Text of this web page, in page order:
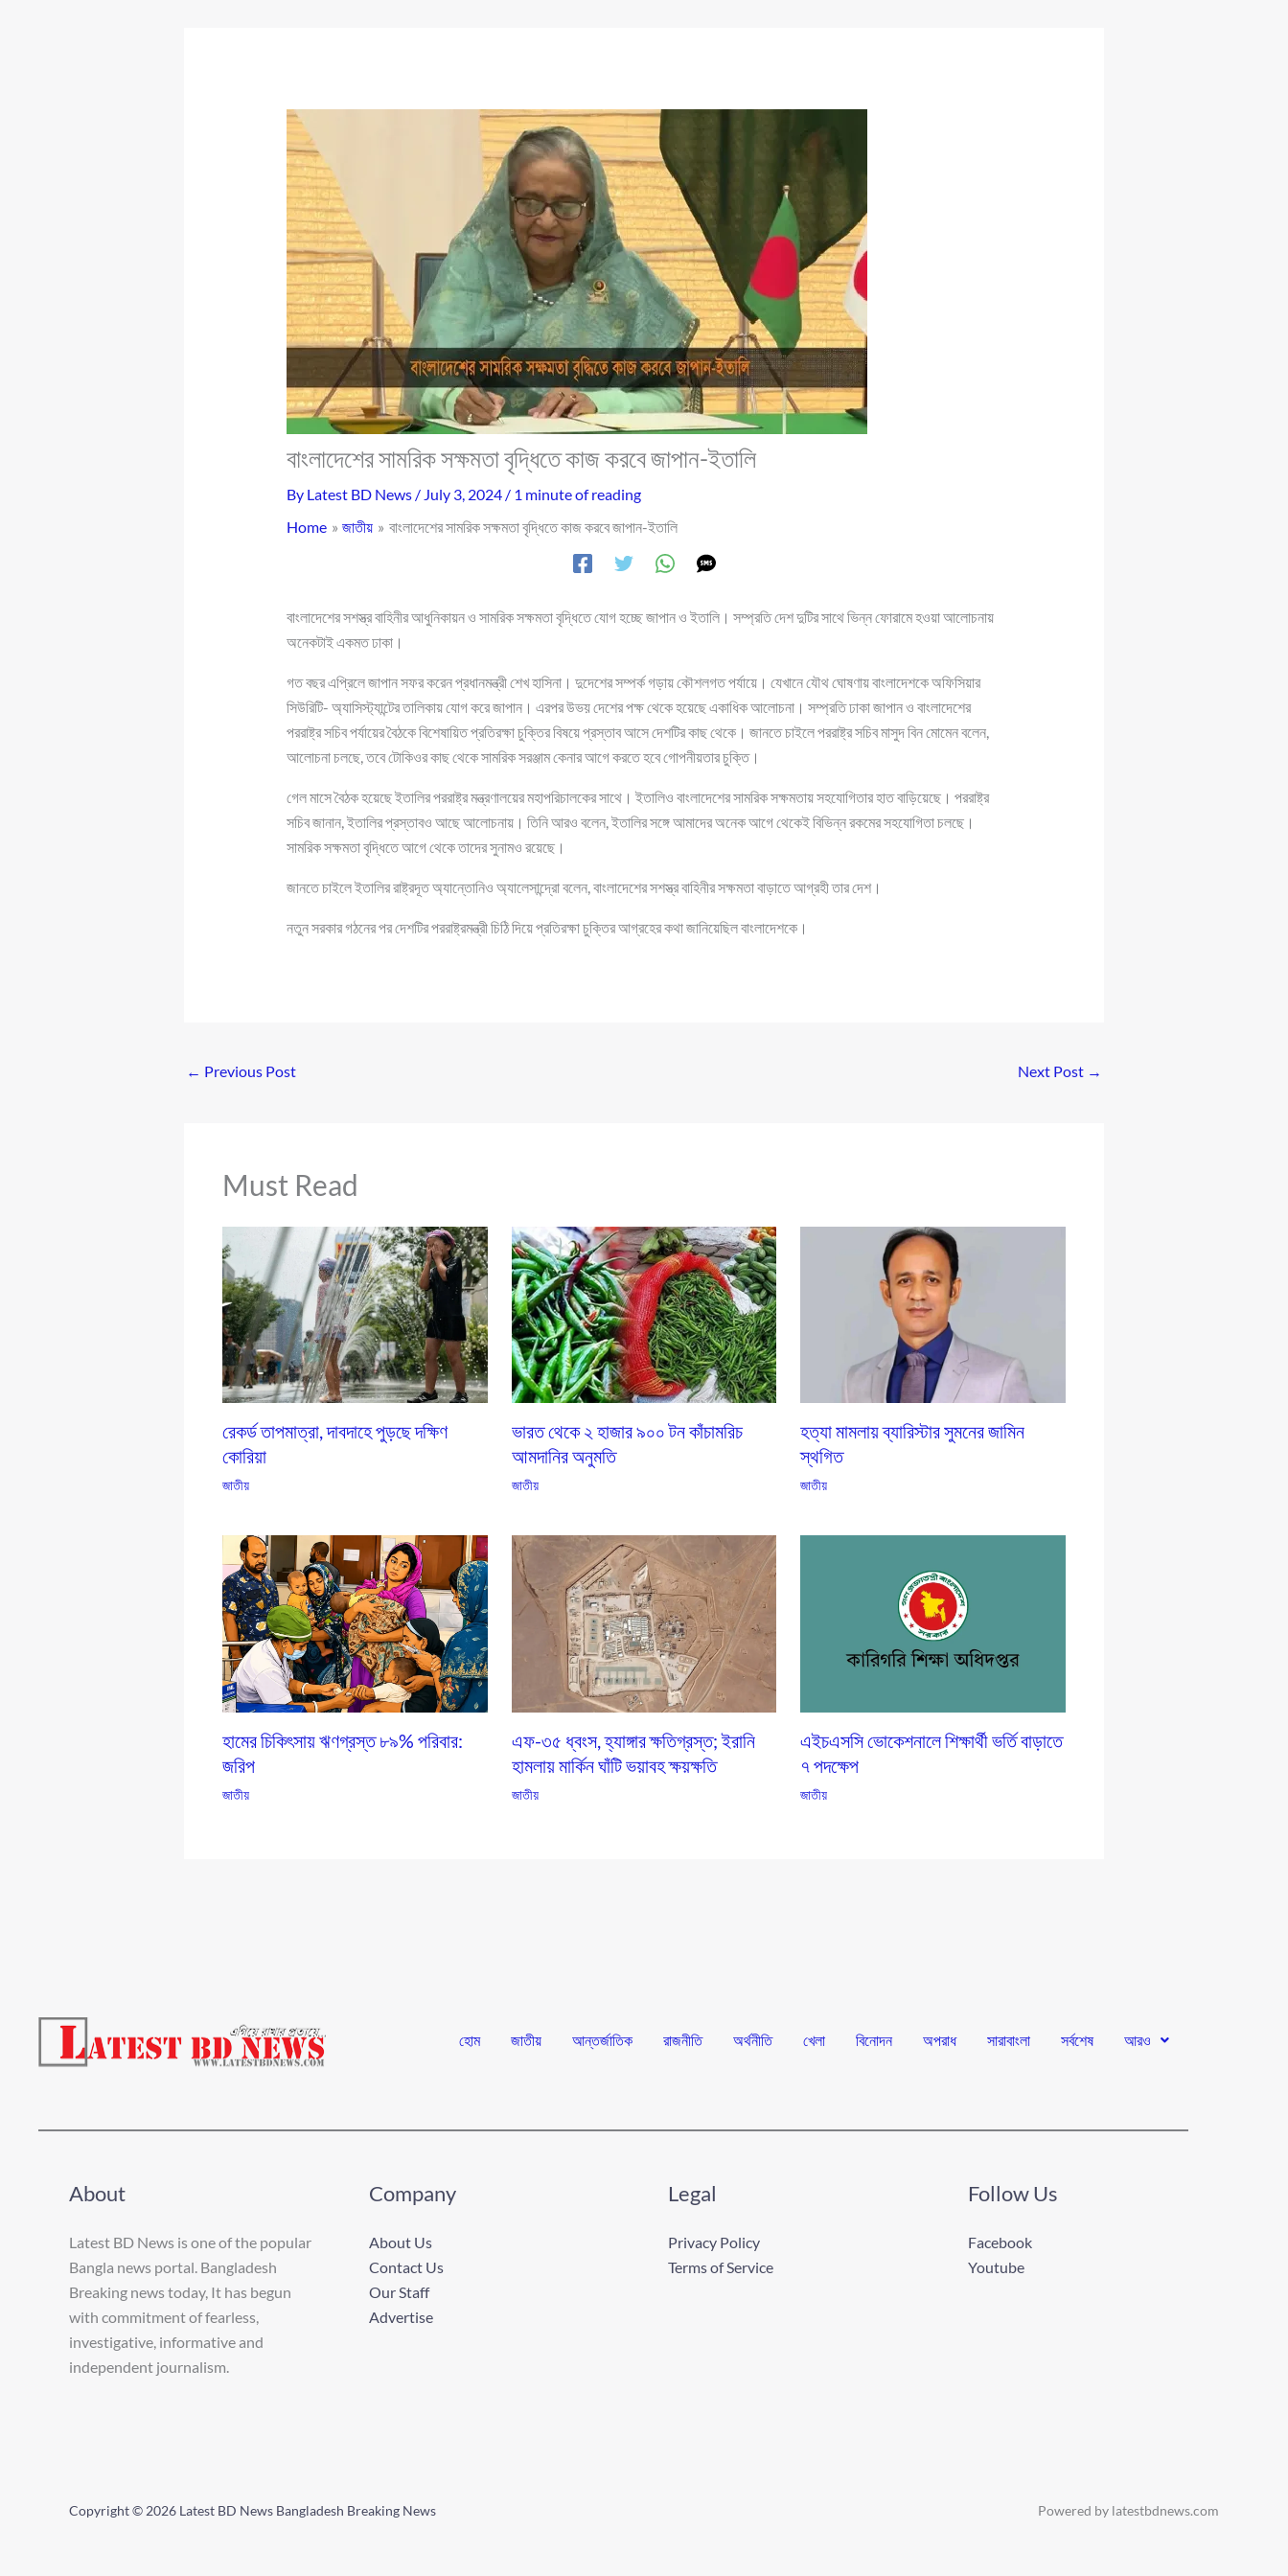
বাংলাদেশের সামরিক সক্ষমতা বৃদ্ধিতে কাজ করবে জাপান-ইতালি
By Latest BD News / July 3, 2024 / 1 minute of reading
Home
জাতীয় বাংলাদেশের সামরিক সক্ষমতা বৃদ্ধিতে কাজ করবে জাপান-ইতালি
বাংলাদেশের সশস্ত্র বাহিনীর আধুনিকায়ন ও সামরিক সক্ষমতা বৃদ্ধিতে যোগ হচ্ছে জাপান ও ইতালি। সম্প্রতি দেশ দুটির সাথে ভিন্ন ফোরামে হওয়া আলোচনায়
অনেকটাই একমত ঢাকা।
গত বছর এপ্রিলে জাপান সফর করেন প্রধানমন্ত্রী শেখ হাসিনা। দুদেশের সম্পর্ক গড়ায় কৌশলগত পর্যায়ে। যেখানে যৌথ ঘোষণায় বাংলাদেশকে অফিসিয়ার
সিউরিটি- অ্যাসিস্ট্যান্টের তালিকায় যোগ করে জাপান। এরপর উভয় দেশের পক্ষ থেকে হয়েছে একাধিক আলোচনা। সম্প্রতি ঢাকা জাপান ও বাংলাদেশের
পররাষ্ট্র সচিব পর্যায়ের বৈঠকে বিশেষায়িত প্রতিরক্ষা চুক্তির বিষয়ে প্রস্তাব আসে দেশটির কাছ থেকে। জানতে চাইলে পররাষ্ট্র সচিব মাসুদ বিন মোমেন বলেন,
আলোচনা চলছে, তবে টোকিওর কাছ থেকে সামরিক সরঞ্জাম কেনার আগে করতে হবে গোপনীয়তার চুক্তি।
গেল মাসে বৈঠক হয়েছে ইতালির পররাষ্ট্র মন্ত্রণালয়ের মহাপরিচালকের সাথে। ইতালিও বাংলাদেশের সামরিক সক্ষমতায় সহযোগিতার হাত বাড়িয়েছে। পররাষ্ট্র
সচিব জানান, ইতালির প্রস্তাবও আছে আলোচনায়। তিনি আরও বলেন, ইতালির সঙ্গে আমাদের অনেক আগে থেকেই বিভিন্ন রকমের সহযোগিতা চলছে।
সামরিক সক্ষমতা বৃদ্ধিতে আগে থেকে তাদের সুনামও রয়েছে।
জানতে চাইলে ইতালির রাষ্ট্রদূত অ্যান্তোনিও অ্যালেসান্দ্রো বলেন, বাংলাদেশের সশস্ত্র বাহিনীর সক্ষমতা বাড়াতে আগ্রহী তার দেশ।
নতুন সরকার গঠনের পর দেশটির পররাষ্ট্রমন্ত্রী চিঠি দিয়ে প্রতিরক্ষা চুক্তির আগ্রহের কথা জানিয়েছিল বাংলাদেশকে।
← Previous Post Next Post →
Must Read
রেকর্ড তাপমাত্রা, দাবদাহে পুড়ছে দক্ষিণ
কোরিয়া
জাতীয়
ভারত থেকে ২ হাজার ৯০০ টন কাঁচামরিচ
আমদানির অনুমতি
জাতীয়
হত্যা মামলায় ব্যারিস্টার সুমনের জামিন
স্থগিত
জাতীয়
হামের চিকিৎসায় ঋণগ্রস্ত ৮৯% পরিবার:
জরিপ
জাতীয়
এফ-৩৫ ধ্বংস, হ্যাঙ্গার ক্ষতিগ্রস্ত; ইরানি
হামলায় মার্কিন ঘাঁটি ভয়াবহ ক্ষয়ক্ষতি
জাতীয়
এইচএসসি ভোকেশনালে শিক্ষার্থী ভর্তি বাড়াতে
৭ পদক্ষেপ
জাতীয়
হোম জাতীয় আন্তর্জাতিক রাজনীতি অর্থনীতি খেলা বিনোদন অপরাধ সারাবাংলা সর্বশেষ আরও
About
Latest BD News is one of the popular
Bangla news portal. Bangladesh
Breaking news today, It has begun
with commitment of fearless,
investigative, informative and
independent journalism.
Company
About Us
Contact Us
Our Staff
Advertise
Legal
Privacy Policy
Terms of Service
Follow Us
Facebook
Youtube
Copyright © 2026 Latest BD News Bangladesh Breaking News Powered by latestbdnews.com